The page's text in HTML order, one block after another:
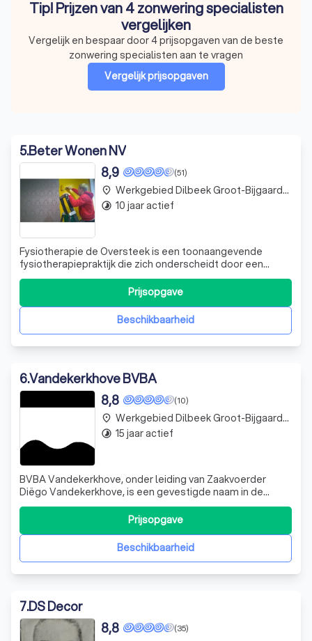
Tip! Prijzen van 4 zonwering specialisten
vergelijken
Vergelijk en bespaar door 4 prijsopgaven van de beste
zonwering specialisten aan te vragen
Vergelijk prijsopgaven
5.Beter Wonen NV
(51)
8,9
Fysiotherapie de Oversteek is een toonaangevende
fysiotherapiepraktijk die zich onderscheidt door een
sterke toewijding aan de privacy en het welzijn van onze
patiënten. Wij hechten grote waarde aan de bescherming
van uw persoonsgegevens en zorgen ervoor dat deze
veilig en in overeenstemming met de
Beschikbaarheid
Prijsopgave
place Werkgebied Dilbeek Groot-Bijgaarden
timelapse 10 jaar actief
6.Vandekerkhove BVBA
(10)
8,8
BVBA Vandekerkhove, onder leiding van Zaakvoerder
Diëgo Vandekerkhove, is een gevestigde naam in de
sector van ramen en deuren. Met meer dan 20 jaar
ervaring, onderscheiden we ons door onze expertise en
vakmanschap. Sinds onze oprichting in 2004, hebben we
een sterke reputatie opgebouwd in de regio.
Beschikbaarheid
Prijsopgave
place Werkgebied Dilbeek Groot-Bijgaarden
timelapse 15 jaar actief
7.DS Decor
(35)
8,8